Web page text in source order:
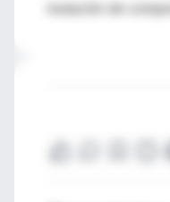
mutación de